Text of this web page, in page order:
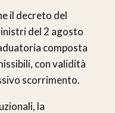
il decreto del
del 2 agosto
composta
con validità
scorrimento.
la